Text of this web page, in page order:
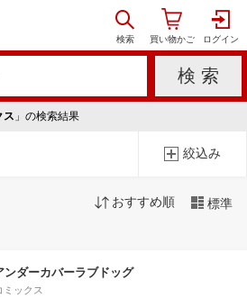
ス 」の検索結果
絞込み
おすすめ順 標準
ンダーカバーラブドッグ
ミックス